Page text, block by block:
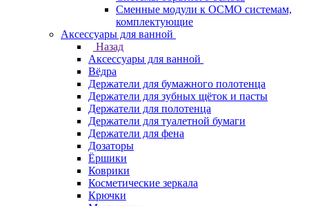
Сменные модули к ОСМО системам,
комплектующие
Аксессуары для ванной
Назад
Аксессуары для ванной
Вёдра
Держатели для бумажного полотенца
Держатели для зубных щёток и пасты
Держатели для полотенца
Держатели для туалетной бумаги
Держатели для фена
Дозаторы
Ёршики
Коврики
Косметические зеркала
Крючки